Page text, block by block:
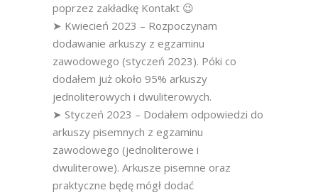
poprzez zakładkę Kontakt 😉
➤ Kwiecień 2023 – Rozpoczynam
dodawanie arkuszy z egzaminu
zawodowego (styczeń 2023). Póki co
dodałem już około 95% arkuszy
jednoliterowych i dwuliterowych.
➤ Styczeń 2023 – Dodałem odpowiedzi do
arkuszy pisemnych z egzaminu
zawodowego (jednoliterowe i
dwuliterowe). Arkusze pisemne oraz
praktyczne będę mógł dodać